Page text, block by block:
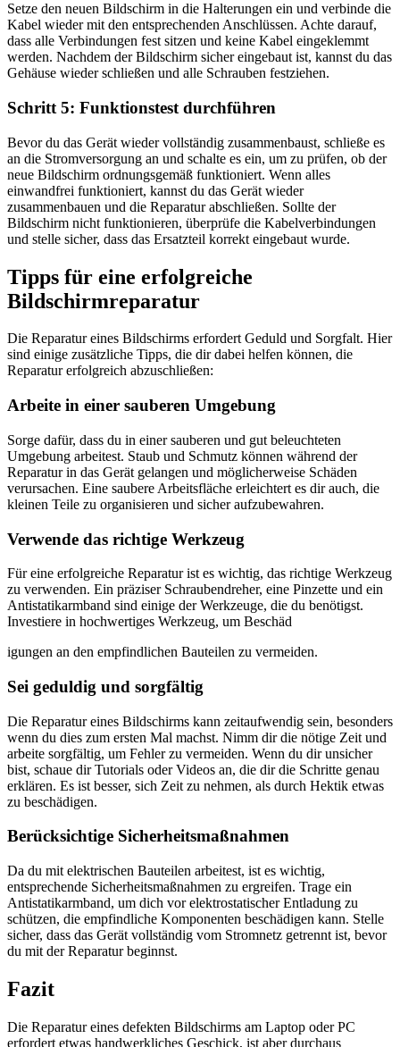
Setze den neuen Bildschirm in die Halterungen ein und verbinde die
Kabel wieder mit den entsprechenden Anschlüssen. Achte darauf,
dass alle Verbindungen fest sitzen und keine Kabel eingeklemmt
werden. Nachdem der Bildschirm sicher eingebaut ist, kannst du das
Gehäuse wieder schließen und alle Schrauben festziehen.
Schritt 5: Funktionstest durchführen
Bevor du das Gerät wieder vollständig zusammenbaust, schließe es
an die Stromversorgung an und schalte es ein, um zu prüfen, ob der
neue Bildschirm ordnungsgemäß funktioniert. Wenn alles
einwandfrei funktioniert, kannst du das Gerät wieder
zusammenbauen und die Reparatur abschließen. Sollte der
Bildschirm nicht funktionieren, überprüfe die Kabelverbindungen
und stelle sicher, dass das Ersatzteil korrekt eingebaut wurde.
Tipps für eine erfolgreiche
Bildschirmreparatur
Die Reparatur eines Bildschirms erfordert Geduld und Sorgfalt. Hier
sind einige zusätzliche Tipps, die dir dabei helfen können, die
Reparatur erfolgreich abzuschließen:
Arbeite in einer sauberen Umgebung
Sorge dafür, dass du in einer sauberen und gut beleuchteten
Umgebung arbeitest. Staub und Schmutz können während der
Reparatur in das Gerät gelangen und möglicherweise Schäden
verursachen. Eine saubere Arbeitsfläche erleichtert es dir auch, die
kleinen Teile zu organisieren und sicher aufzubewahren.
Verwende das richtige Werkzeug
Für eine erfolgreiche Reparatur ist es wichtig, das richtige Werkzeug
zu verwenden. Ein präziser Schraubendreher, eine Pinzette und ein
Antistatikarmband sind einige der Werkzeuge, die du benötigst.
Investiere in hochwertiges Werkzeug, um Beschäd
igungen an den empfindlichen Bauteilen zu vermeiden.
Sei geduldig und sorgfältig
Die Reparatur eines Bildschirms kann zeitaufwendig sein, besonders
wenn du dies zum ersten Mal machst. Nimm dir die nötige Zeit und
arbeite sorgfältig, um Fehler zu vermeiden. Wenn du dir unsicher
bist, schaue dir Tutorials oder Videos an, die dir die Schritte genau
erklären. Es ist besser, sich Zeit zu nehmen, als durch Hektik etwas
zu beschädigen.
Berücksichtige Sicherheitsmaßnahmen
Da du mit elektrischen Bauteilen arbeitest, ist es wichtig,
entsprechende Sicherheitsmaßnahmen zu ergreifen. Trage ein
Antistatikarmband, um dich vor elektrostatischer Entladung zu
schützen, die empfindliche Komponenten beschädigen kann. Stelle
sicher, dass das Gerät vollständig vom Stromnetz getrennt ist, bevor
du mit der Reparatur beginnst.
Fazit
Die Reparatur eines defekten Bildschirms am Laptop oder PC
erfordert etwas handwerkliches Geschick, ist aber durchaus